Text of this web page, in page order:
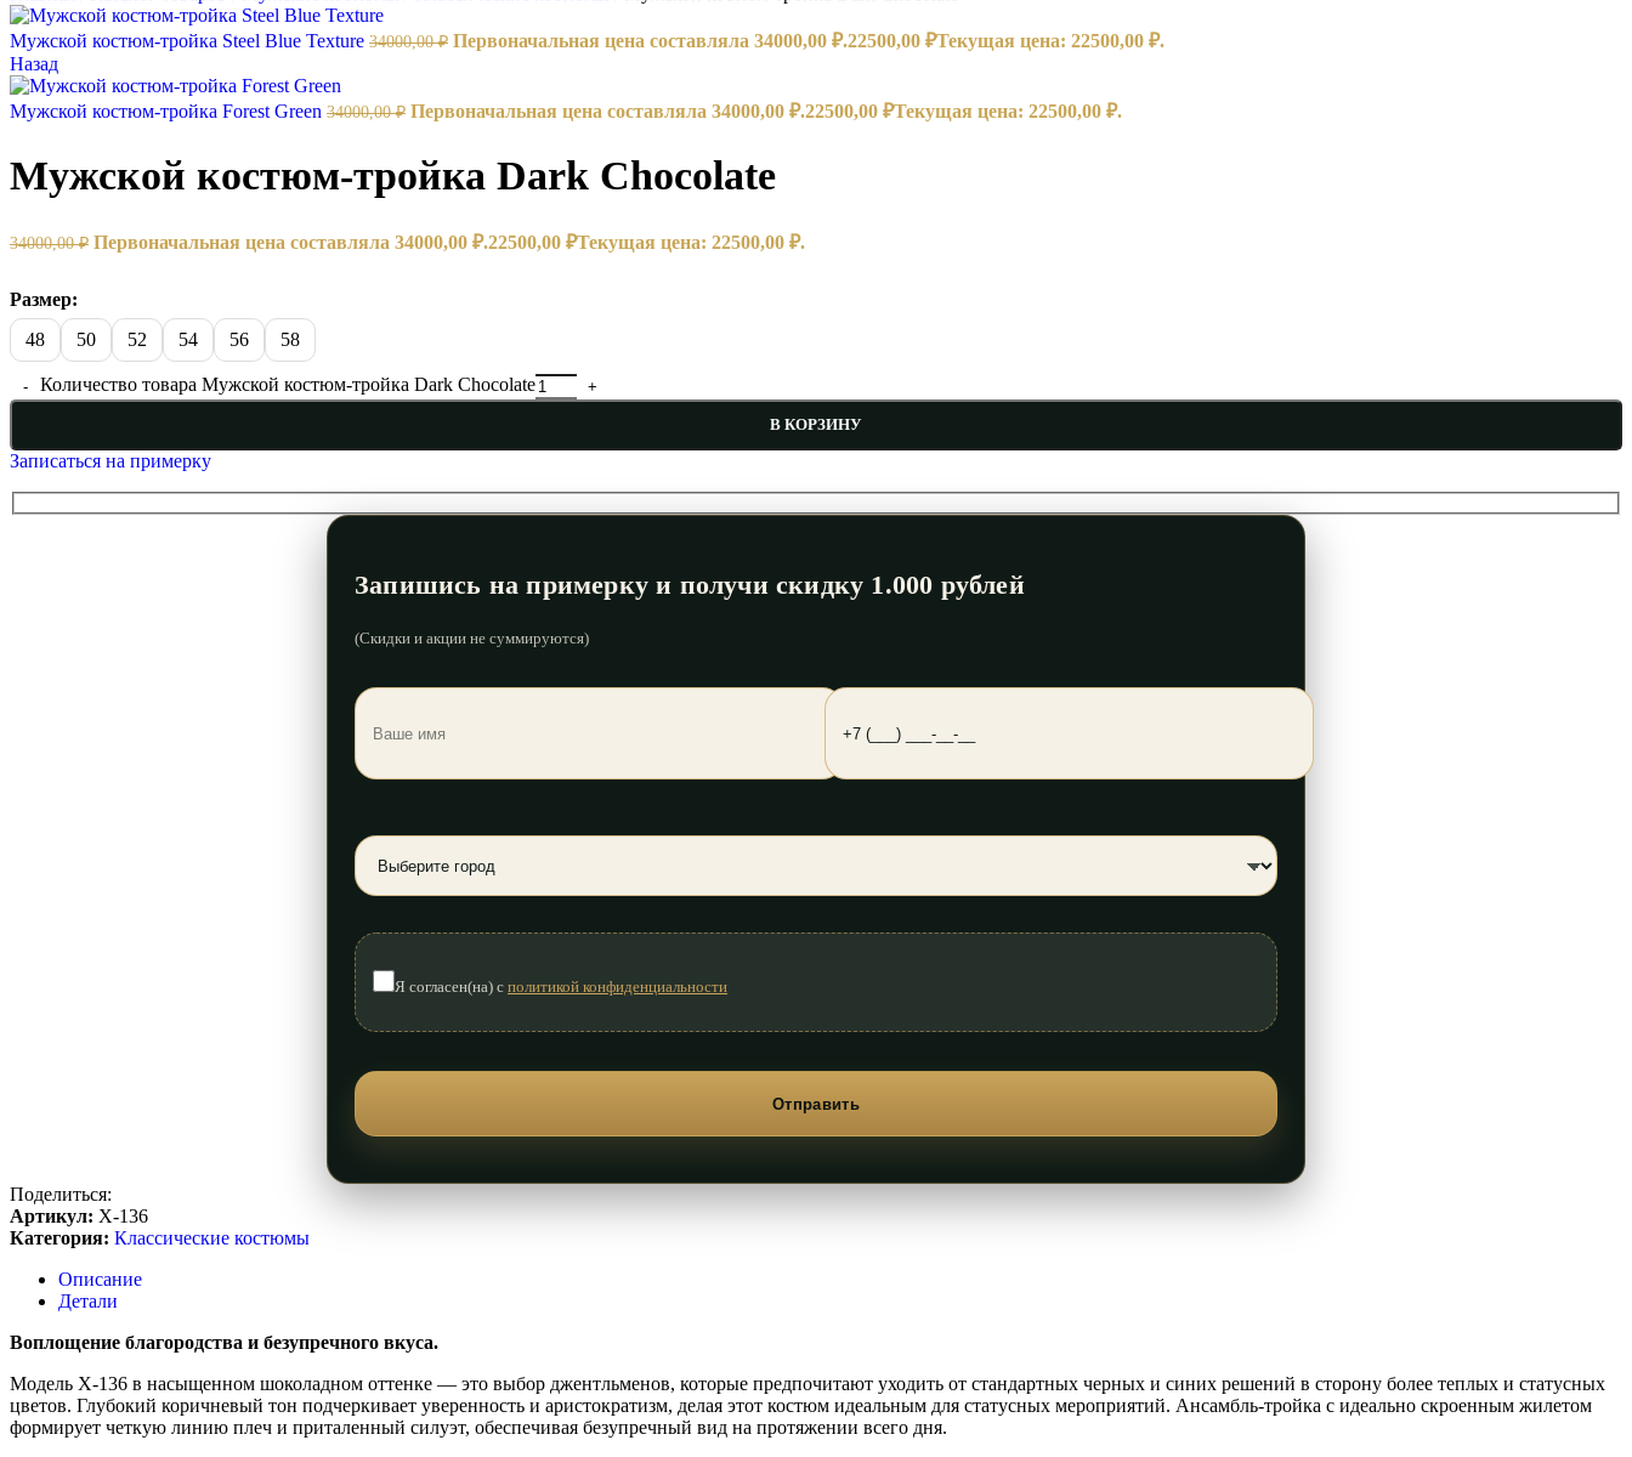
Мужской костюм-тройка Steel Blue Texture 34000,00₽ Первоначальная цена составляла 34000,00 ₽.22500,00 ₽Текущая цена: 22500,00 ₽.
Назад
Мужской костюм-тройка Forest Green 34000,00₽ Первоначальная цена составляла 34000,00 ₽.22500,00 ₽Текущая цена: 22500,00 ₽.
Мужской костюм-тройка Dark Chocolate
34000,00₽ Первоначальная цена составляла 34000,00 ₽.22500,00 ₽Текущая цена: 22500,00 ₽.
Размер:
48
50 52 54 56 58
Количество товара Мужской костюм-тройка Dark Chocolate
В КОРЗИНУ
Записаться на примерку
Запишись на примерку и получи скидку 1.000 рублей
(Скидки и акции не суммируются)
Я согласен(на) с политикой конфиденциальности
Поделиться:
Артикул: Х-136
Категория: Классические костюмы
Описание
Детали
Воплощение благородства и безупречного вкуса.
Модель Х-136 в насыщенном шоколадном оттенке — это выбор джентльменов, которые предпочитают уходить от стандартных черных и синих решений в сторону более теплых и статусных
цветов. Глубокий коричневый тон подчеркивает уверенность и аристократизм, делая этот костюм идеальным для статусных мероприятий. Ансамбль-тройка с идеально скроенным жилетом
формирует четкую линию плеч и приталенный силуэт, обеспечивая безупречный вид на протяжении всего дня.